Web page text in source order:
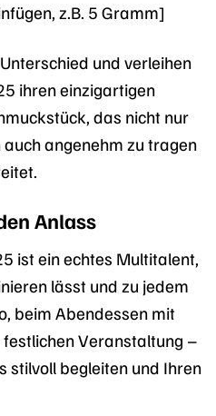
z.B. 5 Gramm]
und verleihen
ihren einzigartigen
das nicht nur
angenehm zu tragen
Anlass
ist ein echtes Multitalent,
lässt und zu jedem
beim Abendessen mit
Veranstaltung –
stilvoll begleiten und Ihren